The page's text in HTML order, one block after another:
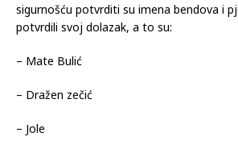
sigurnošću potvrditi su imena bendova i
potvrdili svoj dolazak, a to su:
– Mate Bulić
– Dražen zečić
– Jole